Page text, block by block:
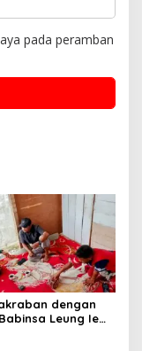
pada peramban
dengan
Leung Ie